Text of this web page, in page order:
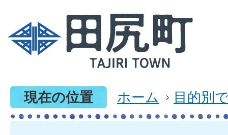
現在の位置 ホーム 目的別